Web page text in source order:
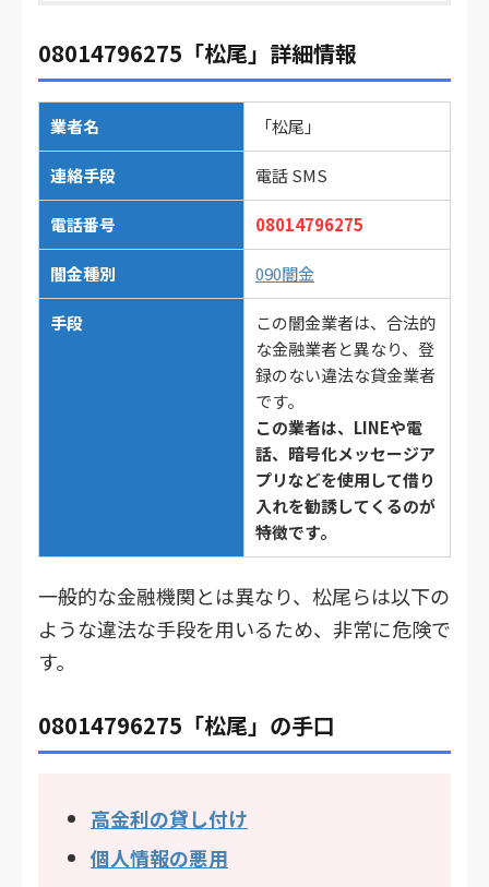
08014796275「松尾」詳細情報
業者名 「松尾」
連絡手段 電話 SMS
電話番号 08014796275
闇金種別 090闇金
手段
この闇金業者は、合法的
な金融業者と異なり、登
録のない違法な貸金業者
です。
この業者は、LINEや電
話、暗号化メッセージア
プリなどを使用して借り
入れを勧誘してくるのが
特徴です。
一般的な金融機関とは異なり、松尾らは以下の
ような違法な手段を用いるため、非常に危険で
す。
08014796275「松尾」の手口
高金利の貸し付け
個人情報の悪用